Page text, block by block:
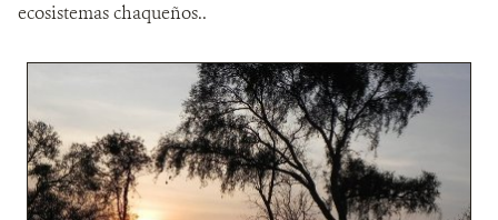
ecosistemas chaqueños..